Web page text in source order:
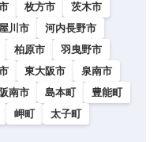
枚方市
茨木市
川市
河内長野市
柏原市
羽曳野市
東大阪市
泉南市
阪南市 島本町
豊能町
岬町
太子町